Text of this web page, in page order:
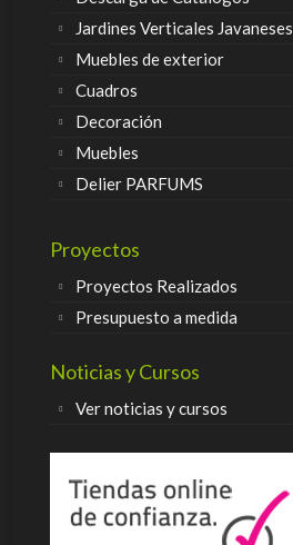
Jardines Verticales Javaneses
Muebles de exterior
Cuadros
Decoración
Muebles
Delier PARFUMS
Proyectos
Proyectos Realizados
Presupuesto a medida
Noticias y Cursos
Ver noticias y cursos